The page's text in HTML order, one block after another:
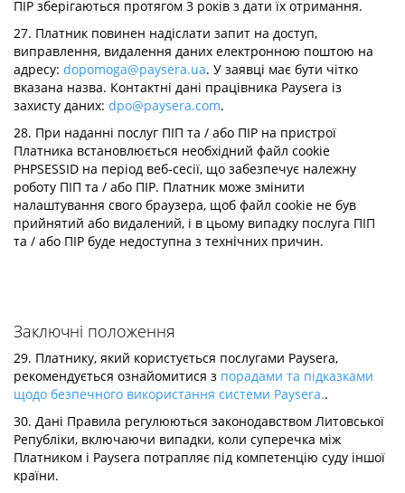
ПІР зберігаються протягом 3 років з дати їх отримання.
27. Платник повинен надіслати запит на доступ,
виправлення, видалення даних електронною поштою на
адресу: dopomoga@paysera.ua. У заявці має бути чітко
вказана назва. Контактні дані працівника Paysera із
захисту даних: dpo@paysera.com.
28. При наданні послуг ПІП та / або ПІР на пристрої
Платника встановлюється необхідний файл cookie
PHPSESSID на період веб-сесії, що забезпечує належну
роботу ПІП та / або ПІР. Платник може змінити
налаштування свого браузера, щоб файл cookie не був
прийнятий або видалений, і в цьому випадку послуга ПІП
та / або ПІР буде недоступна з технічних причин.
Заключні положення
29. Платнику, який користується послугами Paysera,
рекомендується ознайомитися з порадами та підказками
щодо безпечного використання системи Paysera..
30. Дані Правила регулюються законодавством Литовської
Републіки, включаючи випадки, коли суперечка між
Платником і Paysera потрапляє під компетенцію суду іншої
країни.